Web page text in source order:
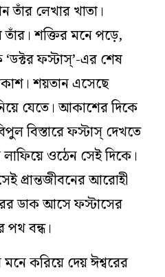
তাঁর লেখার খাতা।
তাঁর। শক্তির মনে পড়ে,
‘ডক্টর ফস্টাস্‌’-এর শেষ
শয়তান এসেছে
যেতে। আকাশের দিকে
বিস্তারে ফস্টাস্‌ দেখতে
লাফিয়ে ওঠেন সেই দিকে।
প্রান্তজীবনের আরোহী
ডাক আসে ফস্টাসের
পথ বন্ধ।
করিয়ে দেয় ঈশ্বরের